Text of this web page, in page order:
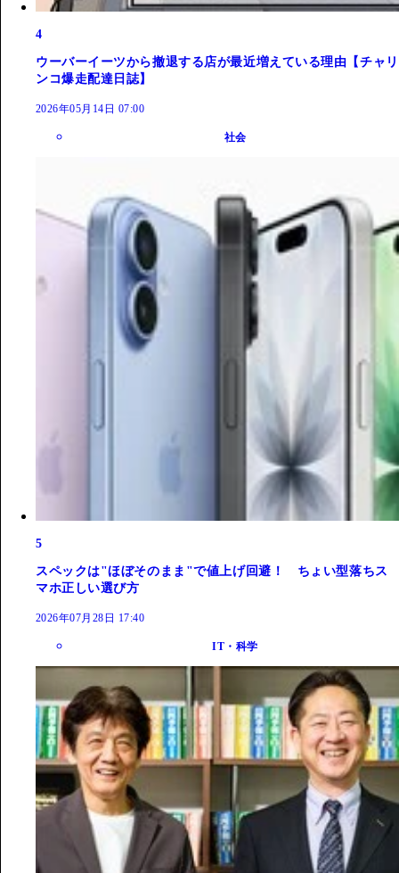
4
ウーバーイーツから撤退する店が最近増えている理由【チャリ
ンコ爆走配達日誌】
2026年05月14日 07:00
社会
5
スペックは"ほぼそのまま"で値上げ回避！ ちょい型落ちス
マホ正しい選び方
2026年07月28日 17:40
IT・科学